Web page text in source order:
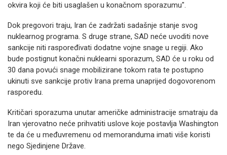
okvira koji će biti usaglašen u konačnom sporazumu".
Dok pregovori traju, Iran će zadržati sadašnje stanje svog
nuklearnog programa. S druge strane, SAD neće uvoditi nove
sankcije niti raspoređivati dodatne vojne snage u regiji. Ako
bude postignut konačni nuklearni sporazum, SAD će u roku od
30 dana povući snage mobilizirane tokom rata te postupno
ukinuti sve sankcije protiv Irana prema unaprijed dogovorenom
rasporedu.
Kritičari sporazuma unutar američke administracije smatraju da
Iran vjerovatno neće prihvatiti uslove koje postavlja Washington
te da će u međuvremenu od memoranduma imati više koristi
nego Sjedinjene Države.